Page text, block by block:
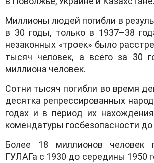
Миллионы людей погибли в
в 30 годы, только в 1937–38
незаконных «троек» было
тысяч человек, а всего за 30
миллиона человек.
Сотни тысяч погибли во время
десятка репрессированных
годах и в период их
комендатуры госбезопасности до
Более 18 миллионов человек
ГУЛАГа с 1930 до середины 1950